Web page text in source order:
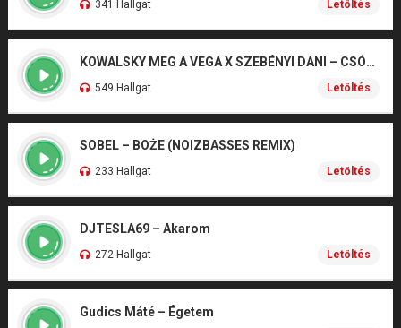
341 Hallgat Letöltés
KOWALSKY MEG A VEGA X SZEBÉNYI DANI – CSÓNAK
549 Hallgat Letöltés
SOBEL – BOŻE (NOIZBASSES REMIX)
233 Hallgat Letöltés
DJTESLA69 – Akarom
272 Hallgat Letöltés
Gudics Máté – Égetem